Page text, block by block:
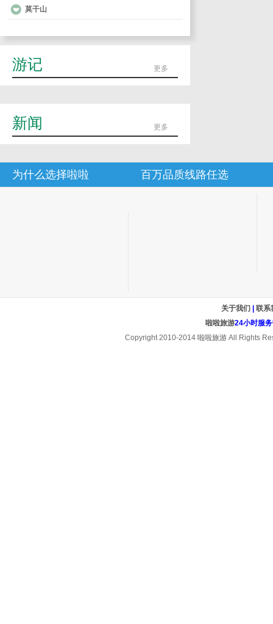
莫干山
游记 更多
新闻 更多
为什么选择啦啦 百万品质线路任选
关于我们
联系
啦啦旅游24小时服
Copyright 2010-2014 啦啦旅游All Rights